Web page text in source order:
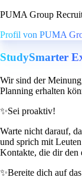
PUMA Group
Profil von PUMA
StudySmarter
Wir sind der
Planning erhalten
✨Sei proaktiv!
Warte nicht darauf,
und sprich mit
Kontakte, die dir den
✨Bereite dich auf